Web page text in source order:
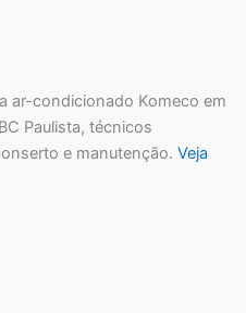
ar-condicionado Komeco em
Paulista, técnicos
e manutenção. Veja